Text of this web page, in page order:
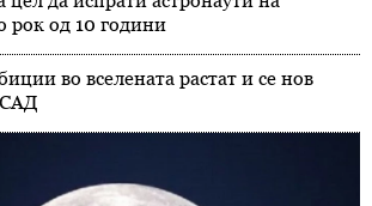
рок од 10 години
во вселената растат и се нов
САД